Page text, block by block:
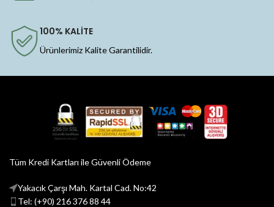
100% KALİTE
Ürünlerimiz Kalite Garantilidir.
Tüm Kredi Kartları ile Güvenli Ödeme
Yakacık Çarşı Mah. Kartal Cad. No:42
Tel: (+90) 216 376 88 44